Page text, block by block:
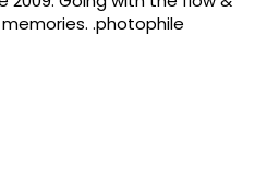
.photophile